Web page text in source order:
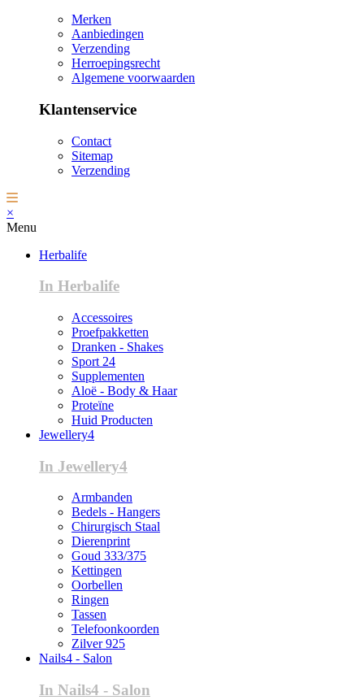
Merken
Aanbiedingen
Verzending
Herroepingsrecht
Algemene voorwaarden
Klantenservice
Contact
Sitemap
Verzending
×
Menu
Herbalife
In Herbalife
Accessoires
Proefpakketten
Dranken - Shakes
Sport 24
Supplementen
Aloë - Body & Haar
Proteïne
Huid Producten
Jewellery4
In Jewellery4
Armbanden
Bedels - Hangers
Chirurgisch Staal
Dierenprint
Goud 333/375
Kettingen
Oorbellen
Ringen
Tassen
Telefoonkoorden
Zilver 925
Nails4 - Salon
In Nails4 - Salon